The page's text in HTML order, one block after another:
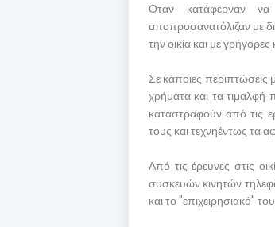
Όταν κατάφερναν
αποπροσανατόλιζαν με
την οικία και με
Σε κάποιες περιπτώσεις
χρήματα και τα τιμαλφή
καταστραφούν από τις
τους και τεχνηέντως τα
Από τις έρευνες στις
συσκευών κινητών
και το "επιχειρησιακό"